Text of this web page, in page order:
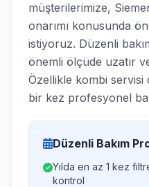
müşterilerimize,
onarımı konusunda
istiyoruz. Düzenli
önemli ölçüde uzatır
Özellikle kombi servisi
bir kez profesyonel
Düzenli Bakım
Yılda en az 1 kez
kontrol